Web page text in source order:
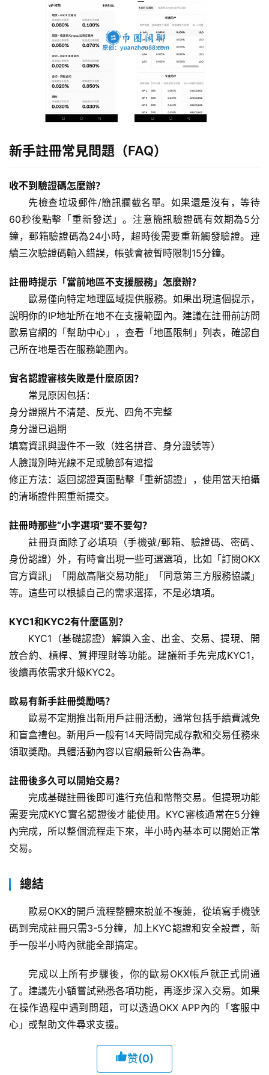
新手註冊常見問題（FAQ）
收不到驗證碼怎麼辦？
先檢查垃圾郵件/簡訊攔截名單。如果還是沒有，等待
60秒後點擊「重新發送」。注意簡訊驗證碼有效期為5分
鐘，郵箱驗證碼為24小時，超時後需要重新觸發驗證。連
續三次驗證碼輸入錯誤，帳號會被暫時限制15分鐘。
註冊時提示「當前地區不支援服務」怎麼辦？
歐易僅向特定地理區域提供服務。如果出現這個提示，
說明你的IP地址所在地不在支援範圍內。建議在註冊前訪問
歐易官網的「幫助中心」，查看「地區限制」列表，確認自
己所在地是否在服務範圍內。
實名認證審核失敗是什麼原因？
常見原因包括：
身分證照片不清楚、反光、四角不完整
身分證已過期
填寫資訊與證件不一致（姓名拼音、身分證號等）
人臉識別時光線不足或臉部有遮擋
修正方法：返回認證頁面點擊「重新認證」，使用當天拍攝
的清晰證件照重新提交。
註冊時那些“小字選項”要不要勾？
註冊頁面除了必填項（手機號/郵箱、驗證碼、密碼、
身份認證）外，有時會出現一些可選選項，比如「訂閱OKX
官方資訊」「開啟高階交易功能」「同意第三方服務協議」
等。這些可以根據自己的需求選擇，不是必填項。
KYC1和KYC2有什麼區別？
KYC1（基礎認證）解鎖入金、出金、交易、提現、開
放合約、槓桿、質押理財等功能。建議新手先完成KYC1，
後續再依需求升級KYC2。
歐易有新手註冊獎勵嗎？
歐易不定期推出新用戶註冊活動，通常包括手續費減免
和盲盒禮包。新用戶一般有14天時間完成存款和交易任務來
領取獎勵。具體活動內容以官網最新公告為準。
註冊後多久可以開始交易？
完成基礎註冊後即可進行充值和幣幣交易。但提現功能
需要完成KYC實名認證後才能使用。KYC審核通常在5分鐘
內完成，所以整個流程走下來，半小時內基本可以開始正常
交易。
總結
歐易OKX的開戶流程整體來說並不複雜，從填寫手機號
碼到完成註冊只需3-5分鐘，加上KYC認證和安全設置，新
手一般半小時內就能全部搞定。
完成以上所有步驟後，你的歐易OKX帳戶就正式開通
了。建議先小額嘗試熟悉各項功能，再逐步深入交易。如果
在操作過程中遇到問題，可以透過OKX APP內的「客服中
心」或幫助文件尋求支援。
赞(0)